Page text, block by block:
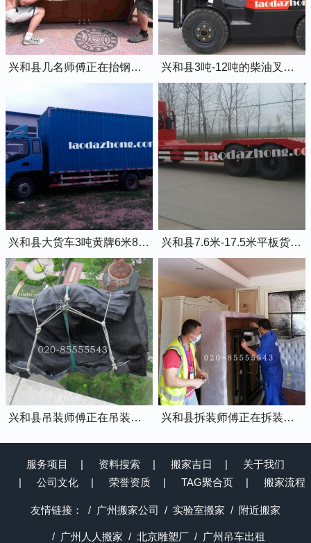
兴和县几名师傅正在抬钢琴上楼 兴和县3吨-12吨的柴油叉车出租
兴和县大货车3吨黄牌6米8的厢式货车 兴和县7.6米-17.5米平板货车出租
兴和县吊装师傅正在吊装物品上楼 兴和县拆装师傅正在拆装家具
服务项目 资料搜索 搬家吉日
关于我们
公司文化
荣誉资质 TAG聚合页 搬家流程
友情链接： 广州搬家公司 实验室搬家 附近搬家
广州人人搬家 北京雕塑厂 广州吊车出租